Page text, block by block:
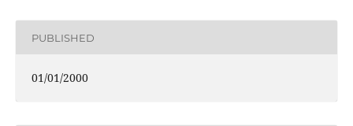
PUBLISHED
01/01/2000